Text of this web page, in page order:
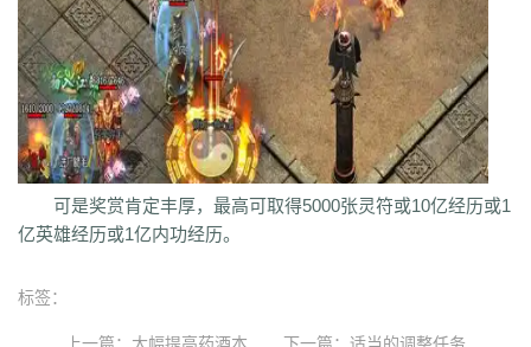
可是奖赏肯定丰厚，最高可取得5000张灵符或10亿经历或1
亿英雄经历或1亿内功经历。
标签：